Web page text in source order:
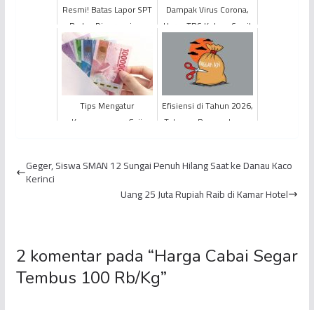
Resmi! Batas Lapor SPT
Badan Diperpanjang
hingga 31 Mei 2026
Dampak Virus Corona,
Harga TBS Kelapa Sawit
di Jambi Turun
Tips Mengatur
Keuangan agar Gaji
Efisiensi di Tahun 2026,
Tekanan Pemangkasan
Geger, Siswa SMAN 12 Sungai Penuh Hilang Saat ke Danau Kaco
Kerinci
Uang 25 Juta Rupiah Raib di Kamar Hotel
2 komentar pada “Harga Cabai Segar
Tembus 100 Rb/Kg”